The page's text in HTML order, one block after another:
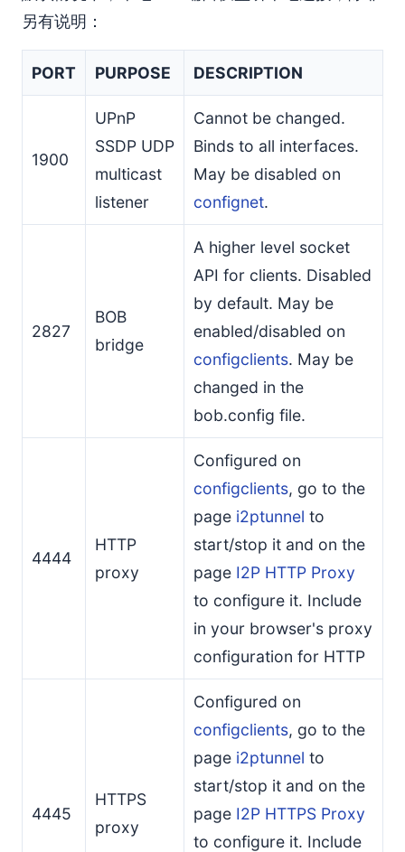
另有说明：
PORT PURPOSE DESCRIPTION
1900
UPnP
SSDP UDP
multicast
listener
Cannot be changed.
Binds to all interfaces.
May be disabled on
confignet.
2827
BOB
bridge
A higher level socket
API for clients. Disabled
by default. May be
enabled/disabled on
configclients. May be
changed in the
bob.config file.
4444
HTTP
proxy
Configured on
configclients, go to the
page i2ptunnel to
start/stop it and on the
page I2P HTTP Proxy
to configure it. Include
in your browser's proxy
configuration for HTTP
4445
HTTPS
proxy
Configured on
configclients, go to the
page i2ptunnel to
start/stop it and on the
page I2P HTTPS Proxy
to configure it. Include